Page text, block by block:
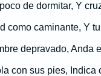
de dormitar, Y
como caminante, Y
depravado, Anda
con sus pies, Indica